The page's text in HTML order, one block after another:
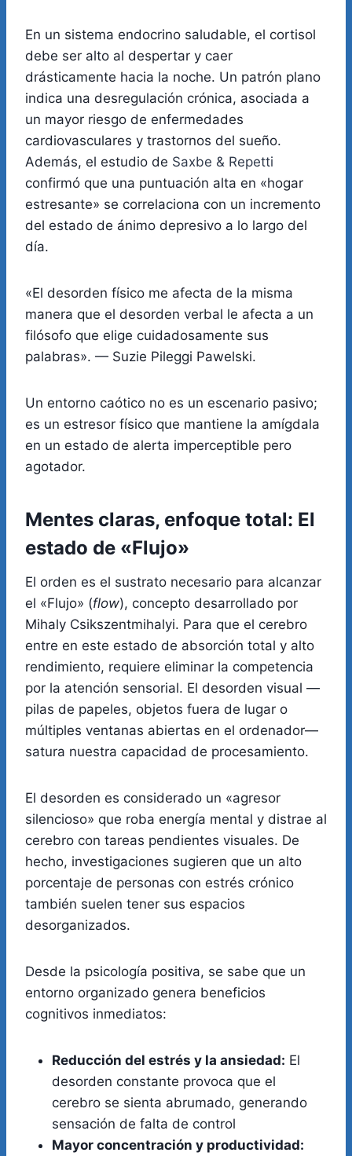
En un sistema endocrino saludable, el cortisol
debe ser alto al despertar y caer
drásticamente hacia la noche. Un patrón plano
indica una desregulación crónica, asociada a
un mayor riesgo de enfermedades
cardiovasculares y trastornos del sueño.
Además, el estudio de Saxbe & Repetti
confirmó que una puntuación alta en «hogar
estresante» se correlaciona con un incremento
del estado de ánimo depresivo a lo largo del
día.
«El desorden físico me afecta de la misma
manera que el desorden verbal le afecta a un
filósofo que elige cuidadosamente sus
palabras». — Suzie Pileggi Pawelski.
Un entorno caótico no es un escenario pasivo;
es un estresor físico que mantiene la amígdala
en un estado de alerta imperceptible pero
agotador.
Mentes claras, enfoque total: El
estado de «Flujo»
El orden es el sustrato necesario para alcanzar
el «Flujo» (flow), concepto desarrollado por
Mihaly Csikszentmihalyi. Para que el cerebro
entre en este estado de absorción total y alto
rendimiento, requiere eliminar la competencia
por la atención sensorial. El desorden visual —
pilas de papeles, objetos fuera de lugar o
múltiples ventanas abiertas en el ordenador—
satura nuestra capacidad de procesamiento.
El desorden es considerado un «agresor
silencioso» que roba energía mental y distrae al
cerebro con tareas pendientes visuales. De
hecho, investigaciones sugieren que un alto
porcentaje de personas con estrés crónico
también suelen tener sus espacios
desorganizados.
Desde la psicología positiva, se sabe que un
entorno organizado genera beneficios
cognitivos inmediatos:
Reducción del estrés y la ansiedad: El
desorden constante provoca que el
cerebro se sienta abrumado, generando
sensación de falta de control
Mayor concentración y productividad: